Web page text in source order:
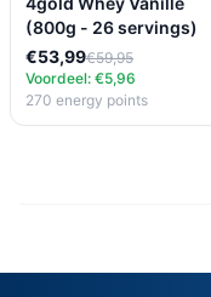
(800g - 26 servings)
€53,99€59,95
Voordeel: €5,96
270 energy points